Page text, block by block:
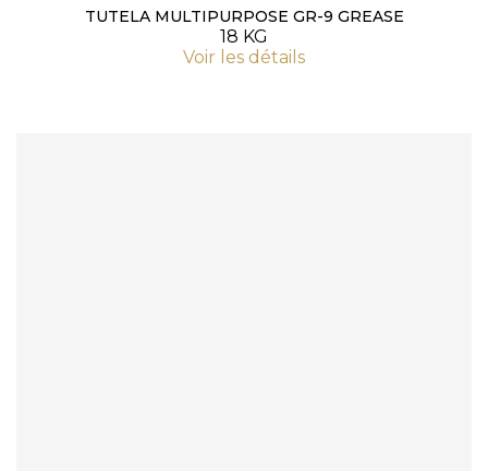
TUTELA MULTIPURPOSE GR-9 GREASE
18 KG
Voir les détails